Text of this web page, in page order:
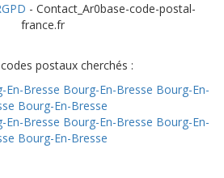
- Contact_Ar0base-code-postal-
france.fr
postaux cherchés :
En-Bresse Bourg-En-Bresse Bourg-En-
Bourg-En-Bresse
En-Bresse Bourg-En-Bresse Bourg-En-
Bourg-En-Bresse